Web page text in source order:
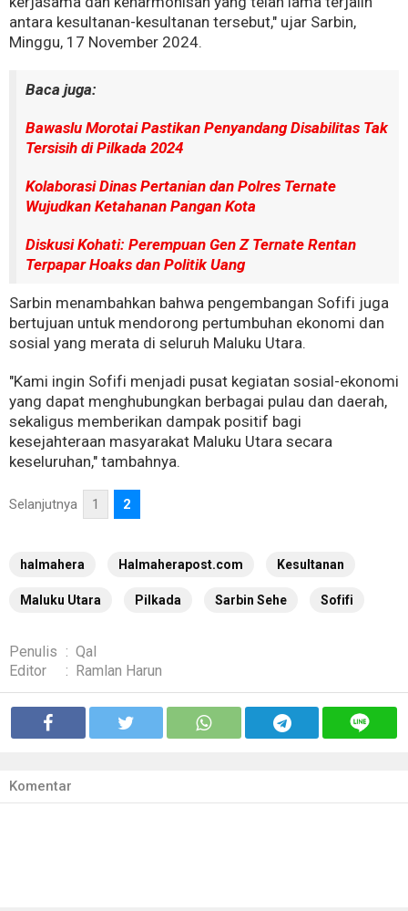
antara kesultanan-kesultanan tersebut," ujar Sarbin,
Minggu, 17 November 2024.
Baca juga:
Bawaslu Morotai Pastikan Penyandang Disabilitas Tak
Tersisih di Pilkada 2024
Kolaborasi Dinas Pertanian dan Polres Ternate
Wujudkan Ketahanan Pangan Kota
Diskusi Kohati: Perempuan Gen Z Ternate Rentan
Terpapar Hoaks dan Politik Uang
Sarbin menambahkan bahwa pengembangan Sofifi juga
bertujuan untuk mendorong pertumbuhan ekonomi dan
sosial yang merata di seluruh Maluku Utara.
"Kami ingin Sofifi menjadi pusat kegiatan sosial-ekonomi
yang dapat menghubungkan berbagai pulau dan daerah,
sekaligus memberikan dampak positif bagi
kesejahteraan masyarakat Maluku Utara secara
keseluruhan," tambahnya.
Selanjutnya 1 2
halmahera Halmaherapost.com Kesultanan
Maluku Utara Pilkada Sarbin Sehe Sofifi
Penulis : Qal
Editor
: Ramlan Harun
Komentar